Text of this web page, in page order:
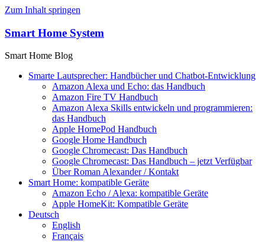
Zum Inhalt springen
Smart Home System
Smart Home Blog
Smarte Lautsprecher: Handbücher und Chatbot-Entwicklung
Amazon Alexa und Echo: das Handbuch
Amazon Fire TV Handbuch
Amazon Alexa Skills entwickeln und programmieren:
das Handbuch
Apple HomePod Handbuch
Google Home Handbuch
Google Chromecast: Das Handbuch
Google Chromecast: Das Handbuch – jetzt Verfügbar
Über Roman Alexander / Kontakt
Smart Home: kompatible Geräte
Amazon Echo / Alexa: kompatible Geräte
Apple HomeKit: Kompatible Geräte
Deutsch
English
Français